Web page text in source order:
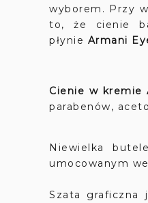
wyborem. Przy
to, że cienie
płynie Armani
Cienie w kremie
parabenów,
Niewielka
umocowanym
Szata